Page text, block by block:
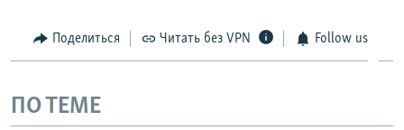
Поделиться Читать без VPN Follow us
ПО ТЕМЕ